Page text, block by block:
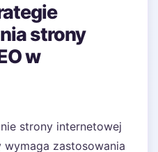
strony
w
strony internetowej
zastosowania